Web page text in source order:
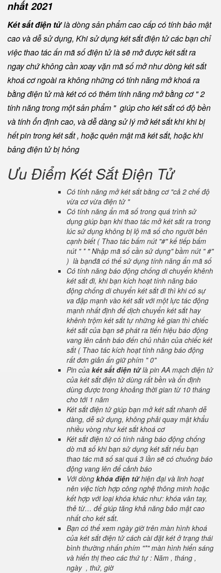
nhất 2021
Két sắt điện tửlà dòng sản phẩm cao cấp có tính bảo mật
cao và dễ sử dụng, Khi sử dụng két sắt điện tử các bạn chỉ
việc thao tác ấn mã số điện tử là sẽ mở được két sắt ra
ngay chứ không cần xoay vặn mã số mở như dòng két sắt
khoá cơ ngoài ra không những có tính năng mở khoá ra
bằng điện tử mà két có có thêm tính năng mở bằng cơ " 2
tính năng trong một sản phẩm " giúp cho két sắt có độ bền
và tính ổn định cao, và dễ dàng sử lý mở két sắt khi khi bị
hết pin trong két sắt , hoặc quên mật mã két sắt, hoặc khi
bảng điện tử bị hỏng
Ưu Điểm Két Sắt Điện Tử
Có tính năng mở két sắt bằng cơ "cả 2 chế độ
vừa cơ vừa điện tử "
Có tính năng ẩn mã số trong quá trình sử
dụng giúp bạn khi thao tác mở két sắt ra trong
lúc sử dụng không bị lộ mã số cho người bên
cạnh biết ( Thao tác bấm nút "#" kế tiếp bấm
nút " * " Nhập mã số cần sử dụng" bầm nút " #"
) là bạnđã có thể sử dụng tính năng ẩn mã số
Có tính năng báo động chống di chuyển khênh
két sắt đi, khi bạn kích hoạt tính năng báo
động chống di chuyển két sắt đi thì khi có sự
va đập mạnh vào két sắt với một lực tác động
mạnh nhất định để dịch chuyển két sắt hay
khênh trộm két sắt tự những kẻ gian thì chiếc
két sắt của bạn sẽ phát ra tiến hiệu báo động
vang lên cảnh báo đến chủ nhân của chiếc két
sắt ( Thao tác kích hoạt tính năng báo động
rất đơn giản ấn giữ phím " 0"
Pin của két sắt điện tửlà pin AA mạch điện tử
của két sắt điện tử dùng rất bền và ổn định
dùng được trong khoảng thời gian từ 10 tháng
cho tới 1 năm
Két sắt điện tử giúp bạn mở két sắt nhanh dễ
dàng, dễ sử dụng, không phải quay mật khẩu
nhiều vòng như két sắt khoá cơ
Két sắt điện tử có tính năng báo động chống
dò mã số khi bạn sử dụng két sắt nếu bạn
thao tác mã số sai quá 3 lần sẽ có chuông báo
động vang lên để cảnh báo
Với dòng khóa điện tửhiện đại và linh hoạt
nên việc tích hợp công nghệ thông minh hoặc
kết hợp với loại khóa khác như: khóa vân tay,
thẻ từ… để giúp tăng khả năng bảo mật cao
nhất cho két sắt.
Bạn có thể xem ngày giờ trên màn hình khoá
của két sắt điện tử cách cài đặt két ở trạng thái
bình thường nhấn phím "*" màn hình hiển sáng
và hiển thị theo các thứ tự : Năm , tháng ,
ngày , thứ, giờ